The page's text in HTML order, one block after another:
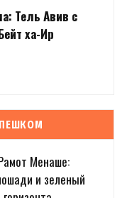
Тель Авив с
ха-Ир
Менаше:
и зеленый